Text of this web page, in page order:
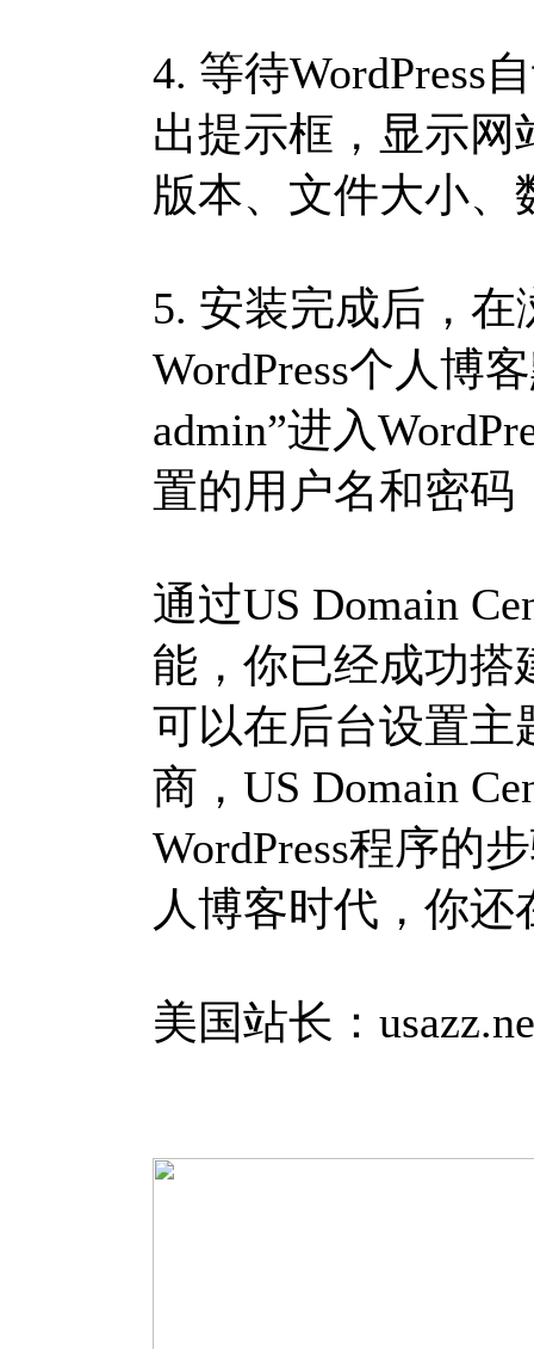
4. 等待WordPress
出提示框，显示网
版本、文件大小
5. 安装完成后，
WordPress个人博
admin”进入
置的用户名和密码
通过US Domain
能，你已经成功搭
可以在后台设置主
商，US Domain
WordPress程序的
人博客时代，你
美国站长：